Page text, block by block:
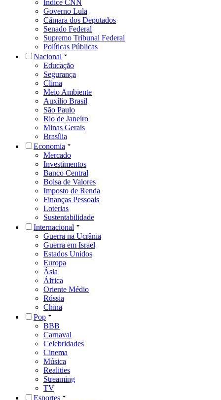
Índice CNN
Governo Lula
Câmara dos Deputados
Senado Federal
Supremo Tribunal Federal
Políticas Públicas
Nacional
Educação
Segurança
Clima
Meio Ambiente
Auxílio Brasil
São Paulo
Rio de Janeiro
Minas Gerais
Brasília
Economia
Mercado
Investimentos
Banco Central
Bolsa de Valores
Imposto de Renda
Finanças Pessoais
Loterias
Sustentabilidade
Internacional
Guerra na Ucrânia
Guerra em Israel
Estados Unidos
Europa
Ásia
África
Oriente Médio
Rússia
China
Pop
BBB
Carnaval
Celebridades
Cinema
Música
Realities
Streaming
TV
Esportes